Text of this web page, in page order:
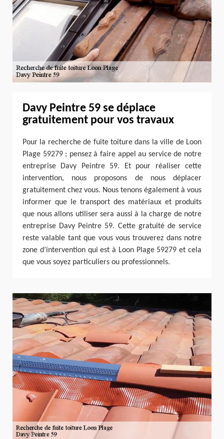
Davy Peintre 59 se déplace
gratuitement pour vos travaux
Pour la recherche de fuite toiture dans la ville de Loon
Plage 59279 ; pensez à faire appel au service de notre
entreprise Davy Peintre 59. Et pour réaliser cette
intervention, nous proposons de nous déplacer
gratuitement chez vous. Nous tenons également à vous
informer que le transport des matériaux et produits
que nous allons utiliser sera aussi à la charge de notre
entreprise Davy Peintre 59. Cette gratuité de service
reste valable tant que vous vous trouverez dans notre
zone d’intervention qui est à Loon Plage 59279 et cela
que vous soyez particuliers ou professionnels.